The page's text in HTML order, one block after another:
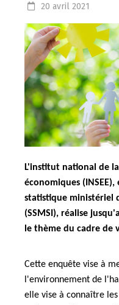
20 avril 2021
L'institut national de
économiques
statistique ministériel
(SSMSI), réalise
le thème du cadre de
Cette enquête vise à
l'environnement de
elle vise à connaître